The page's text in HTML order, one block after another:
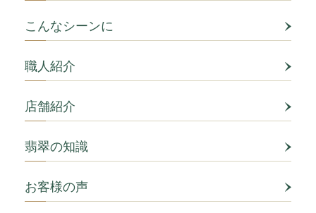
こんなシーンに
職人紹介
店舗紹介
翡翠の知識
お客様の声